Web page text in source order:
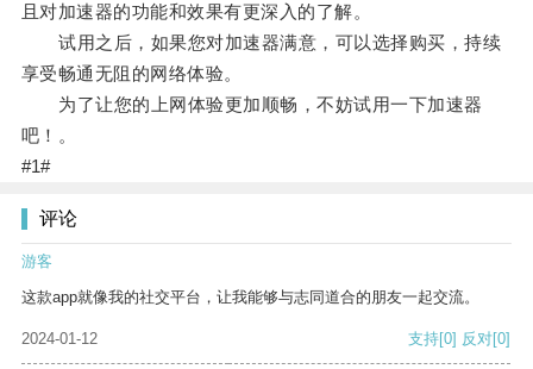
且对加速器的功能和效果有更深入的了解。
试用之后，如果您对加速器满意，可以选择购买，持续
享受畅通无阻的网络体验。
为了让您的上网体验更加顺畅，不妨试用一下加速器
吧！。
#1#
评论
游客
这款app就像我的社交平台，让我能够与志同道合的朋友一起交流。
2024-01-12 支持[0] 反对[0]